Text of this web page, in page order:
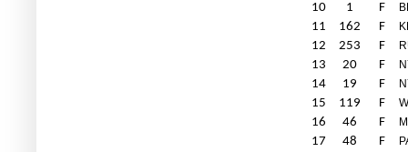
10 1 F
11 162 F
12 253 F
13 20 F
14 19 F
15 119 F
16 46 F
17 48 F